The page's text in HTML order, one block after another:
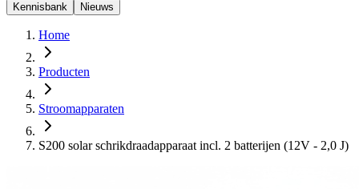
Kennisbank
Nieuws
Home
Producten
Stroomapparaten
S200 solar schrikdraadapparaat incl. 2 batterijen (12V - 2,0 J)